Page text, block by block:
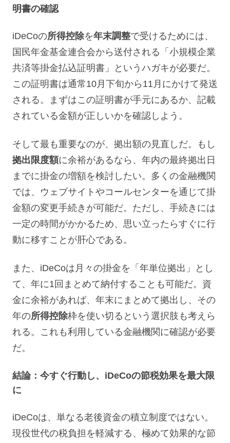
明書の確認
iDeCoの所得控除を年末調整で受けるためには、
国民年金基金連合会から送付される「小規模企業
共済等掛金払込証明書」というハガキが必要だ。
この証明書は通常10月下旬から11月にかけて発送
される。まずはこの証明書が手元にあるか、記載
されている金額が正しいかを確認しよう。
そして最も重要なのが、拠出額の見直しだ。もし
拠出限度額に余裕があるなら、年内の最終拠出日
までに掛金の増額を検討したい。多くの金融機関
では、ウェブサイトやコールセンターを通じて掛
金額の変更手続きが可能だ。ただし、手続きには
一定の時間がかかるため、思い立ったらすぐに行
動に移すことが肝心である。
また、iDeCoは月々の掛金を「年単位拠出」とし
て、年に1回まとめて納付することも可能だ。資
金に余裕があれば、年末にまとめて拠出し、その
年の所得控除枠を使い切るという選択肢も考えら
れる。これも利用している金融機関に確認が必要
だ。
結論：今すぐ行動し、iDeCoの節税効果を最大限
に
iDeCoは、単なる老後資金の積立制度ではない。
現役世代の税負担を軽減する、極めて効果的な節